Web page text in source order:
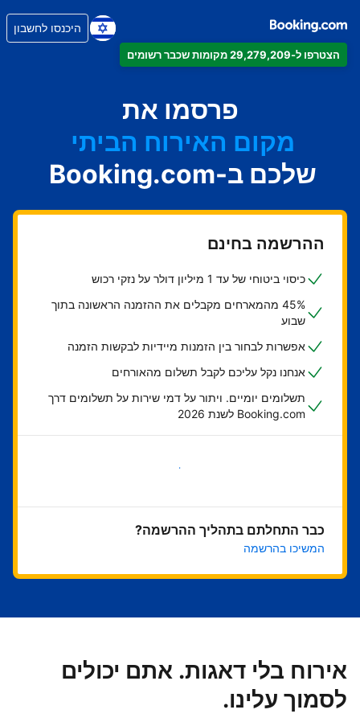
הצטרפו ל-29,279,209 מקומות שכבר רשומים
היכנסו לחשבון
פרסמו את
הדירה
המלון
מקום האירוח הביתי
בית ההארחה
ה-B&B
שלכם ב-Booking.com
ההרשמה בחינם
כיסוי ביטוחי של עד 1 מיליון דולר על נזקי רכוש
45% מהמארחים מקבלים את ההזמנה הראשונה בתוך
שבוע
אפשרות לבחור בין הזמנות מיידיות לבקשות הזמנה
אנחנו נקל עליכם לקבל תשלום מהאורחים
תשלומים יומיים. ויתור על דמי שירות על תשלומים דרך
Booking.com לשנת 2026
בואו נתחיל
כבר התחלתם בתהליך ההרשמה?
המשיכו בהרשמה
אירוח בלי דאגות. אתם יכולים
לסמוך עלינו.